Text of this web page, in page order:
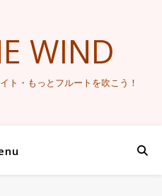
WIND
ト・もっとフルートを吹こう！